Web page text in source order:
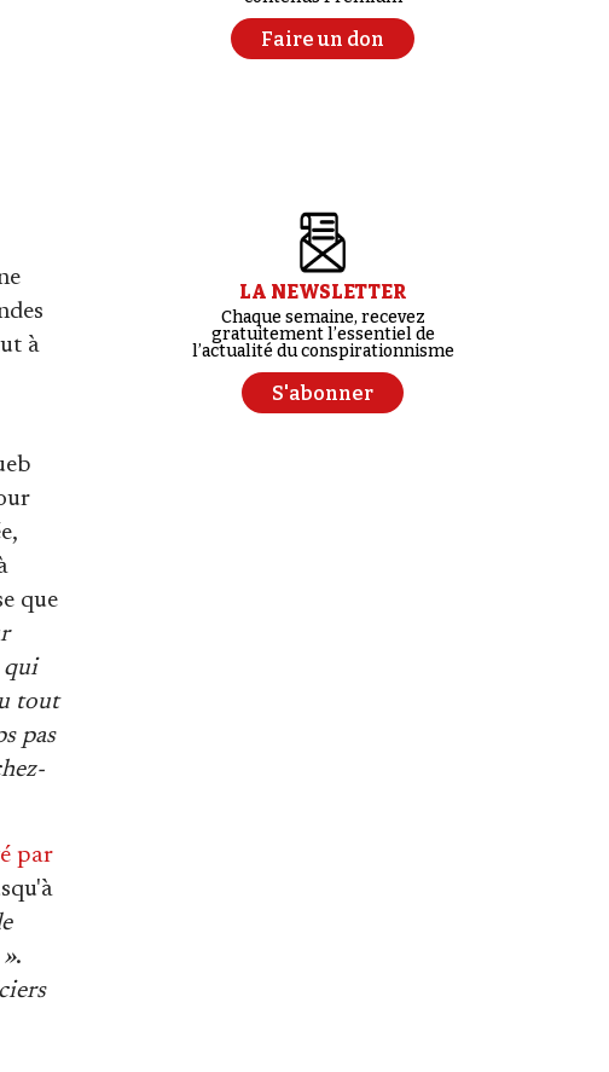
à
que
qui
tout
pas
par
.
Faire un don
LA NEWSLETTER
Chaque semaine, recevez
gratuitement l’essentiel de
l’actualité du conspirationnisme
S'abonner